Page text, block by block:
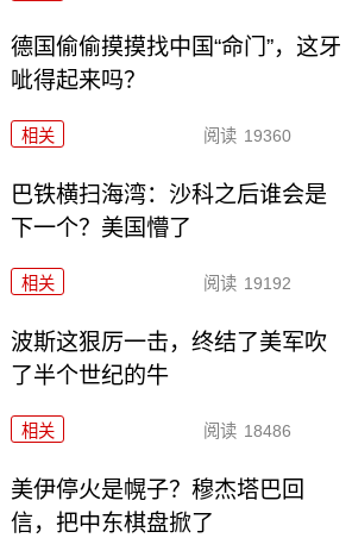
德国偷偷摸摸找中国“命门”，这牙
呲得起来吗？
相关 阅读 19360
巴铁横扫海湾：沙科之后谁会是
下一个？美国懵了
相关 阅读 19192
波斯这狠厉一击，终结了美军吹
了半个世纪的牛
相关 阅读 18486
美伊停火是幌子？穆杰塔巴回
信，把中东棋盘掀了